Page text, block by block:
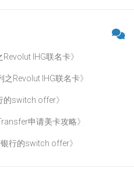
IHG联名卡》
之Revolut IHG联名卡》
的switch offer》
申请美卡攻略》
行的switch offer》